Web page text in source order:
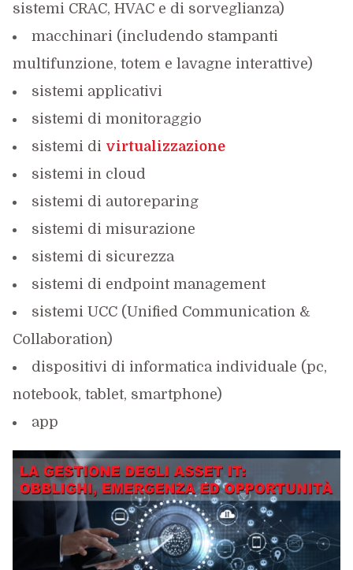
sistemi CRAC, HVAC e di sorveglianza)
macchinari (includendo stampanti
multifunzione, totem e lavagne interattive)
sistemi applicativi
sistemi di monitoraggio
sistemi di virtualizzazione
sistemi in cloud
sistemi di autoreparing
sistemi di misurazione
sistemi di sicurezza
sistemi di endpoint management
sistemi UCC (Unified Communication &
Collaboration)
dispositivi di informatica individuale (pc,
notebook, tablet, smartphone)
app